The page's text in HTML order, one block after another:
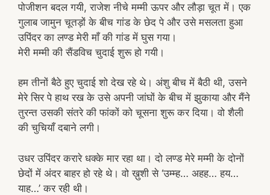
पोजीशन बदल गयी, राजेश नीचे मम्मी ऊपर और लौड़ा चूत में। एक
गुलाब जामुन चूतड़ों के बीच गांड के छेद पे और उसे मसलता हुआ
उपिंदर का लण्ड मेरी माँ की गांड में घुस गया।
मेरी मम्मी की सैंडविच चुदाई शुरू हो गयी।
हम तीनों बैठे हुए चुदाई शो देख रहे थे। अंशु बीच में बैठी थी, उसने
मेरे सिर पे हाथ रख के उसे अपनी जांघों के बीच में झुकाया और मैंने
तुरन्त उसकी संतरे की फांकों को चूसना शुरू कर दिया। वो शैली
की चुचियाँ दबाने लगी।
उधर उपिंदर करारे धक्के मार रहा था। दो लण्ड मेरे मम्मी के दोनों
छेदों में अंदर बाहर हो रहे थे। वो ख़ुशी से ‘उम्म्ह… अहह… हय…
याह…’ कर रही थी।